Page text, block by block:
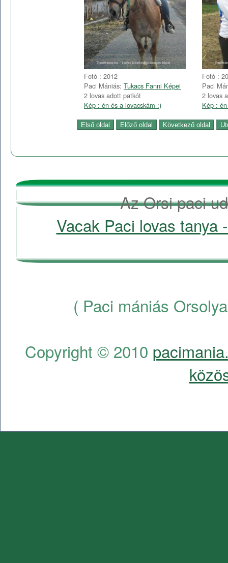
Fotó : 2012
Paci Mániás: Tukacs Fanni Képei
2 lovas adott patkót
Kép : én és a lovacskám :)
Fotó :
Paci
2 lovas
Kép :
Az Orsi paci
Vacak Paci lovas tanya
( Paci mániás
Copyright © 2010